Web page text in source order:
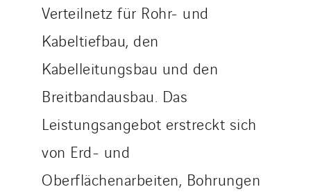
Verteilnetz für Rohr- und
Kabeltiefbau, den
Kabelleitungsbau und den
Breitbandausbau. Das
Leistungsangebot erstreckt sich
von Erd- und
Oberflächenarbeiten, Bohrungen
Germany
Indonesia
Morocco
Netherlands
Nordic countries
Poland
Portugal